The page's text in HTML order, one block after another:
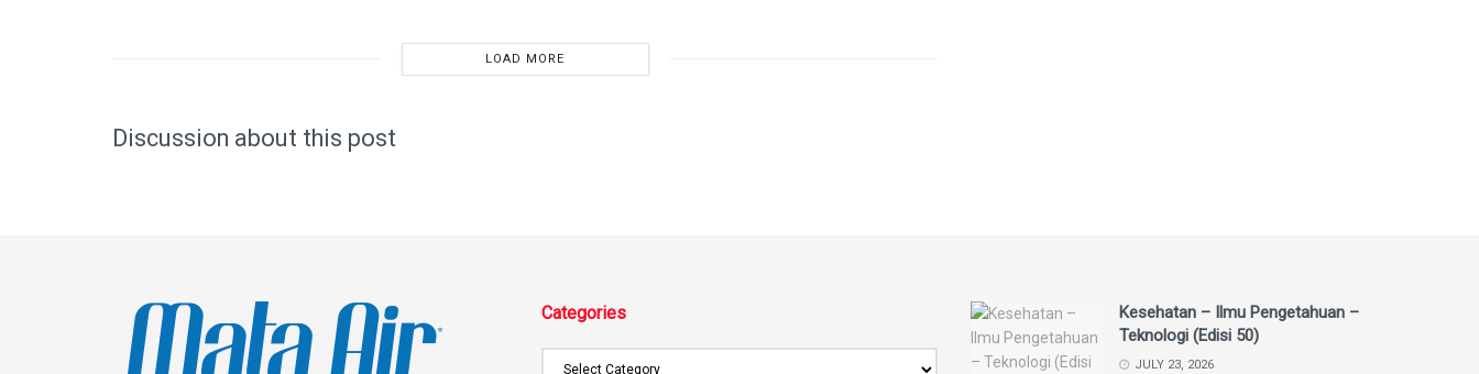
LOAD MORE
Discussion about this post
Categories
Kesehatan – Ilmu Pengetahuan –
Teknologi (Edisi 50)
JULY 23, 2026